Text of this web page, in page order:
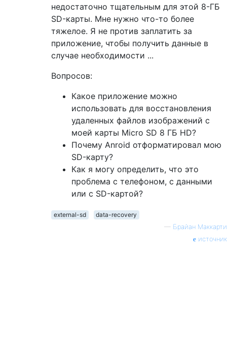
недостаточно тщательным для этой 8-ГБ
SD-карты. Мне нужно что-то более
тяжелое. Я не против заплатить за
приложение, чтобы получить данные в
случае необходимости ...
Вопросов:
Какое приложение можно
использовать для восстановления
удаленных файлов изображений с
моей карты Micro SD 8 ГБ HD?
Почему Anroid отформатировал мою
SD-карту?
Как я могу определить, что это
проблема с телефоном, с данными
или с SD-картой?
external-sd
data-recovery
— Брайан Маккарти
источник